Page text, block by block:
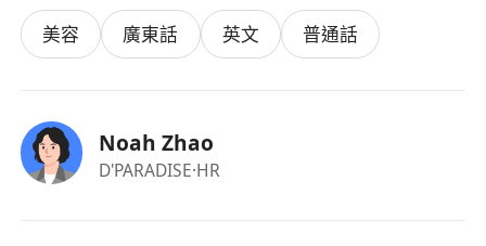
美容 廣東話 英文 普通話
Noah Zhao
D'PARADISE·HR